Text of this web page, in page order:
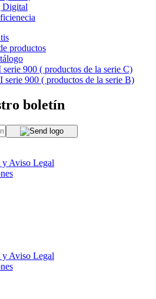
Digital
productos
900 ( productos de la serie C)
serie 900 ( productos de la serie B)
boletín
y Aviso Legal
y Aviso Legal